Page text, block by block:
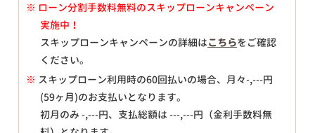
※ ローン分割手数料無料のスキップローンキャンペーン
実施中！
スキップローンキャンペーンの詳細はこちらをご確認
ください。
※ スキップローン利用時の60回払いの場合、月々-,---円
(59ヶ月)のお支払いとなります。
初月のみ-,---円、支払総額は---,---円（金利手数料無